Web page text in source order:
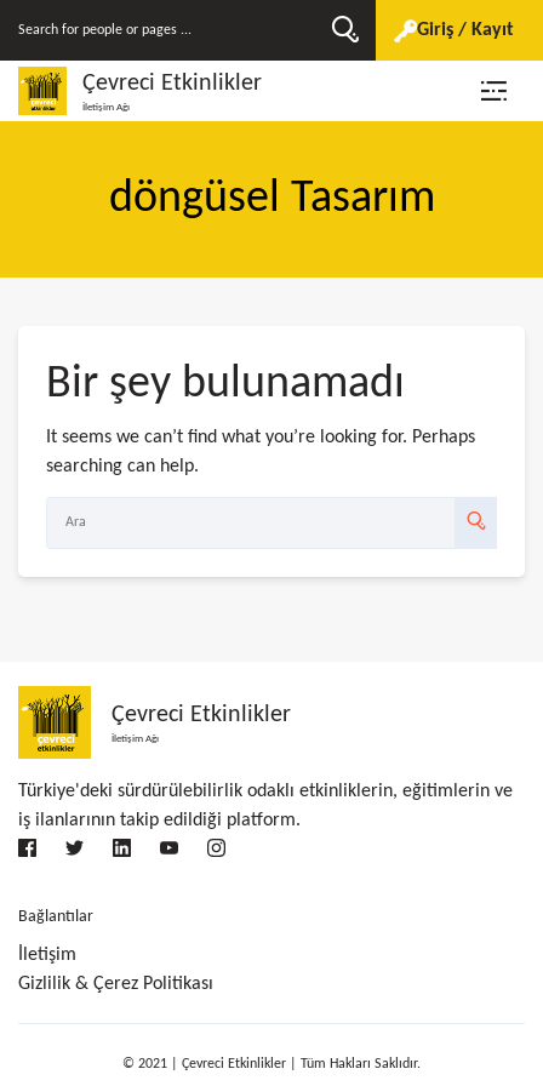
Giriş / Kayıt
Çevreci Etkinlikler
İletişim Ağı
döngüsel Tasarım
Bir şey bulunamadı
It seems we can’t find what you’re looking for. Perhaps
searching can help.
Çevreci Etkinlikler
İletişim Ağı
Türkiye'deki sürdürülebilirlik odaklı etkinliklerin, eğitimlerin ve
iş ilanlarının takip edildiği platform.
Bağlantılar
İletişim
Gizlilik & Çerez Politikası
© 2021 | Çevreci Etkinlikler | Tüm Hakları Saklıdır.